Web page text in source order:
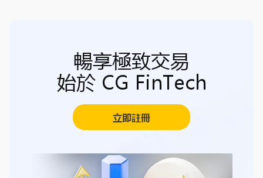
暢享極致交易
始於 CG FinTech
立即註冊